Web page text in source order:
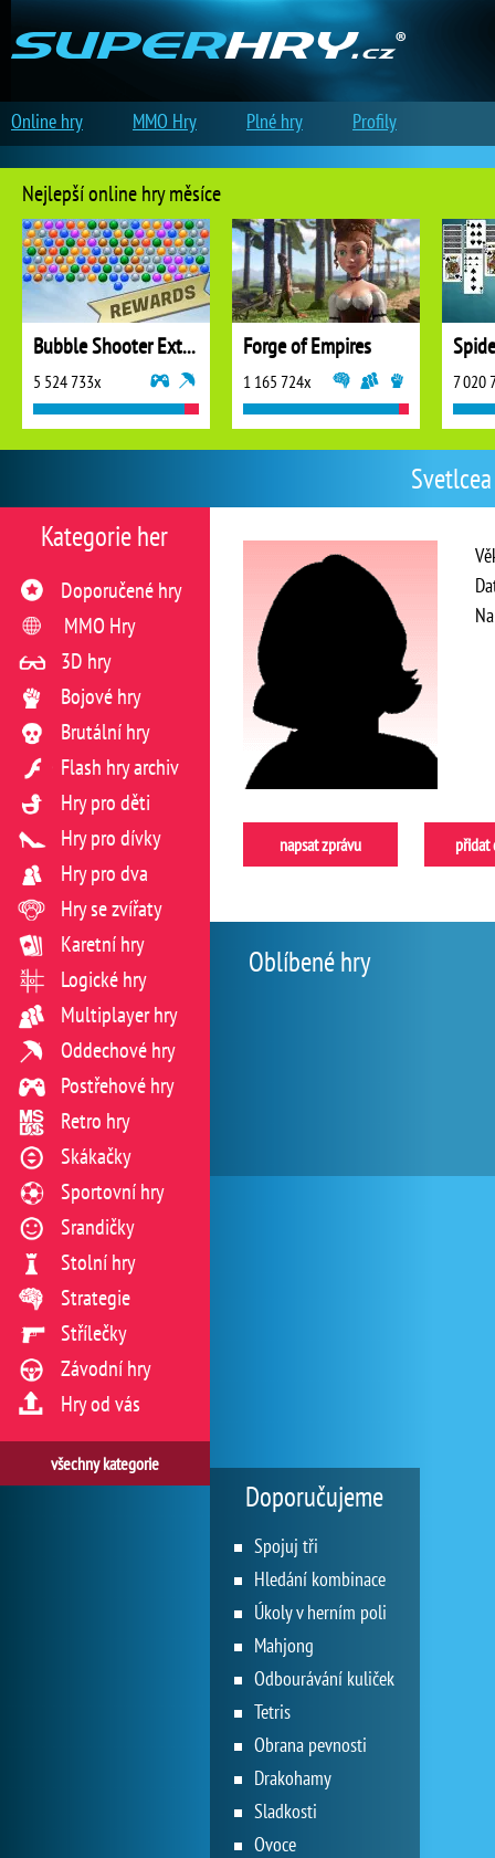
napsat zprávu přidat
Oblíbené hry
Kategorie her
Doporučené hry
MMO Hry
3D hry
Bojové hry
Brutální hry
Flash hry archiv
Hry pro děti
Hry pro dívky
Hry pro dva
Hry se zvířaty
Karetní hry
Logické hry
Multiplayer hry
Oddechové hry
Postřehové hry
Retro hry
Skákačky
Sportovní hry
Srandičky
Stolní hry
Strategie
Střílečky
Závodní hry
Hry od vás
všechny kategorie
Doporučujeme
Spojuj tři
Hledání kombinace
Úkoly v herním poli
Mahjong
Odbourávání kuliček
Tetris
Obrana pevnosti
Drakohamy
Sladkosti
Ovoce
Nejlepší online hry měsíce
Bubble Shooter Extreme
5 524 733x
Forge of Empires
1 165 724x 7 020
Online hry MMO Hry Plné hry Profily